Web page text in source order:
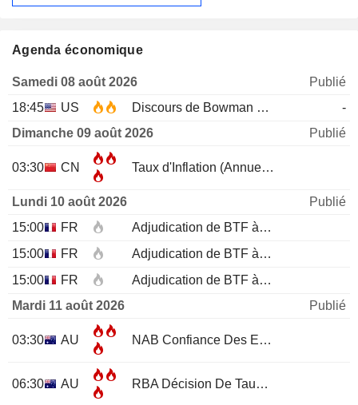
Agenda économique
Samedi 08 août 2026
Publié
18:45
US Discours de Bowman de la Fed
-
Dimanche 09 août 2026
Publié
03:30 CN Taux d'Inflation (Annuel)
Lundi 10 août 2026
Publié
15:00
FR
Adjudication de BTF à 12 mois
15:00
FR
Adjudication de BTF à 6 mois
15:00
FR
Adjudication de BTF à 3 mois
Mardi 11 août 2026
Publié
03:30 AU NAB Confiance Des Entreprises
06:30 AU RBA Décision De Taux D'Intérêt